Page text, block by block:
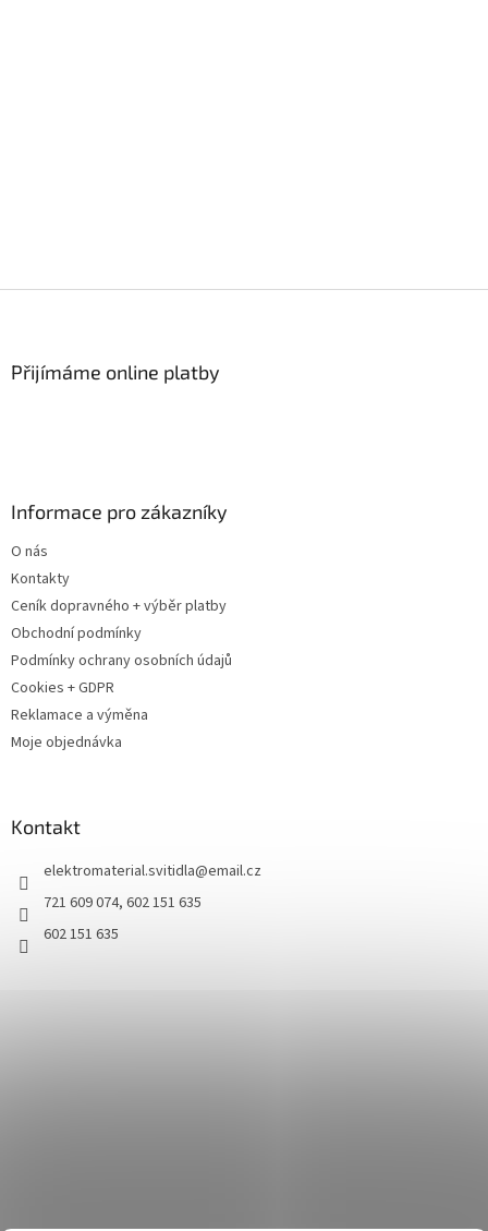
Přijímáme online platby
Informace pro zákazníky
O nás
Kontakty
Ceník dopravného + výběr platby
Obchodní podmínky
Podmínky ochrany osobních údajů
Cookies + GDPR
Reklamace a výměna
Moje objednávka
Kontakt
elektromaterial.svitidla@email.cz
721 609 074, 602 151 635
602 151 635